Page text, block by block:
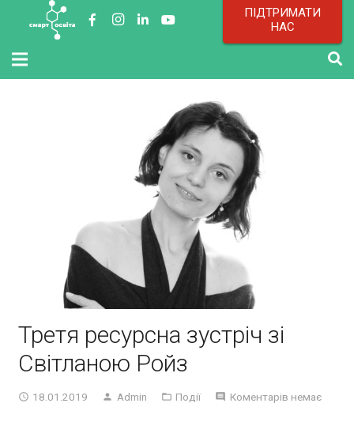
ПІДТРИМАТИ
НАС
Третя ресурсна зустріч зі
Світланою Ройз
18.01.2019 Admin Події Коментарів немає